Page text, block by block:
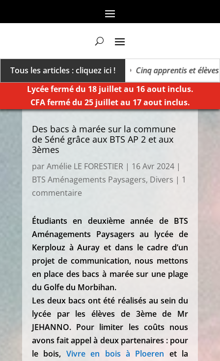
Tous les articles : cliquez ici !
un millésime des extrêmes »
Cinq apprentis et élèves
Lycée fermé du 18 juillet au 16 aout inclus.
CFA fermé du 25 juillet au 17 aout inclus.
Des bacs à marée sur la commune
de Séné grâce aux BTS AP 2 et aux
3èmes
parAmélie LE FORESTIER| 16 Avr 2024|
BTS Aménagements Paysagers, Divers | 1
commentaire
Étudiants en deuxième année de BTS
Aménagements Paysagers au lycée de
Kerplouz à Auray et dans le cadre d’un
projet de communication, nous mettons
en place des bacs à marée sur une plage
du Golfe du Morbihan.
Les deux bacs ont été réalisés au sein du
lycée par les élèves de 3ème de Mr
JEHANNO. Pour limiter les coûts nous
avons fait appel à deux partenaires : pour
le bois, Vivre en bois à Ploeren et la